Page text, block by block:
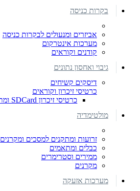
בקרות כניסה
אביזרים ומנעולים לבקרות כניסה
מערכות אינטרקום
קודנים וקוראים
גיבוי ואחסון נתונים
דיסקים קשיחים
כרטיסי זיכרון וקוראים
כרטיסי זיכרון SDCard ומתאמים
מולטימדיה
זרועות ומתקנים למסכים ומקרנים
כבלים ומתאמים
ממירים וסטרימרים
מקרנים
מערכות אזעקה